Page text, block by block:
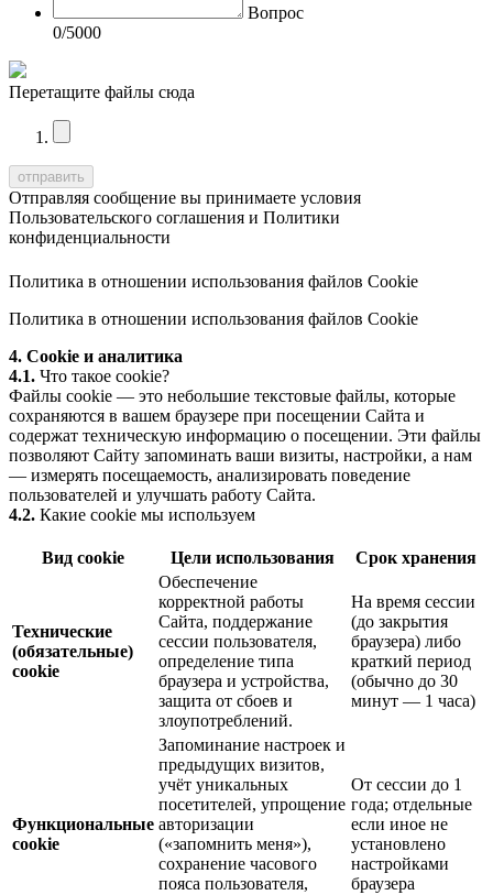
Вопрос
0/5000
Перетащите файлы сюда
Отправляя сообщение вы принимаете условия
Пользовательского соглашения и Политики
конфиденциальности
Политика в отношении использования файлов Cookie
Политика в отношении использования файлов Cookie
4. Cookie и аналитика
4.1. Что такое cookie?
Файлы cookie — это небольшие текстовые файлы, которые
сохраняются в вашем браузере при посещении Сайта и
содержат техническую информацию о посещении. Эти файлы
позволяют Сайту запоминать ваши визиты, настройки, а нам
— измерять посещаемость, анализировать поведение
пользователей и улучшать работу Сайта.
4.2. Какие cookie мы используем
Вид cookie Цели использования Срок хранения
Технические
(обязательные)
cookie
Обеспечение
корректной работы
Сайта, поддержание
сессии пользователя,
определение типа
браузера и устройства,
защита от сбоев и
злоупотреблений.
На время сессии
(до закрытия
браузера) либо
краткий период
(обычно до 30
минут — 1 часа)
Функциональные
cookie
Запоминание настроек и
предыдущих визитов,
учёт уникальных
посетителей, упрощение
авторизации
(«запомнить меня»),
сохранение часового
пояса пользователя,
От сессии до 1
года; отдельные
если иное не
установлено
настройками
браузера